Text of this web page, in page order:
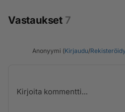
Vastaukset 7
Anonyymi (Kirjaudu/Rekisteröidy